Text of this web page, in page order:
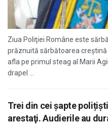
Ziua Poliţiei Române este
prăznuită sărbătoarea creştină
afla pe primul steag al Marii
drapel ...
Trei din cei șapte
arestaţi. Audierile au